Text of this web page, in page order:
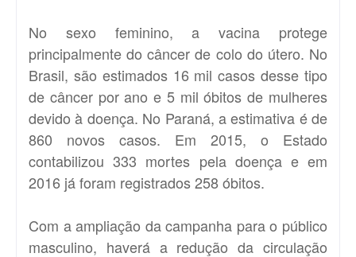
No sexo feminino, a vacina protege
principalmente do câncer de colo do útero. No
Brasil, são estimados 16 mil casos desse tipo
de câncer por ano e 5 mil óbitos de mulheres
devido à doença. No Paraná, a estimativa é de
860 novos casos. Em 2015, o Estado
contabilizou 333 mortes pela doença e em
2016 já foram registrados 258 óbitos.
Com a ampliação da campanha para o público
masculino, haverá a redução da circulação